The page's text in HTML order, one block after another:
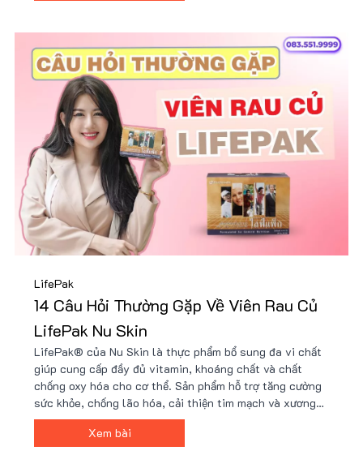
LifePak
14 Câu Hỏi Thường Gặp Về Viên Rau Củ
LifePak Nu Skin
LifePak® của Nu Skin là thực phẩm bổ sung đa vi chất
giúp cung cấp đầy đủ vitamin, khoáng chất và chất
chống oxy hóa cho cơ thể. Sản phẩm hỗ trợ tăng cường
sức khỏe, chống lão hóa, cải thiện tim mạch và xương
khớp. Với công thức hơn 40 thành phần tự nhiên,
LifePak là lựa chọn lý tưởng cho sức khỏe toàn diện.
Xem bài